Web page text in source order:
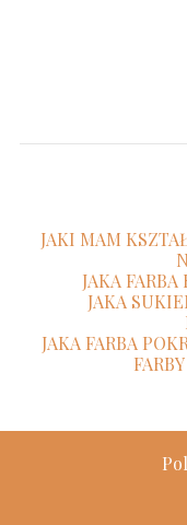
JAKI MAM
JAKA
JAKA
JAKA FARBA